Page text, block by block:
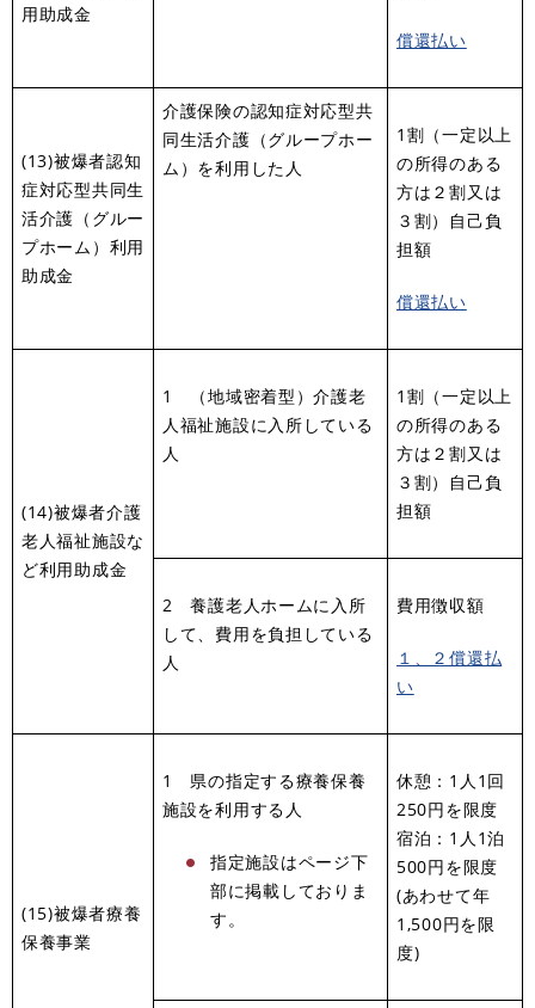
用助成金
償還払い
(13)被爆者認知
症対応型共同生
活介護（グルー
プホーム）利用
助成金
介護保険の認知症対応型共
同生活介護（グループホー
ム）を利用した人
1割（一定以上
の所得のある
方は２割又は
３割）自己負
担額
償還払い
(14)被爆者介護
老人福祉施設な
ど利用助成金
1 （地域密着型）介護老
人福祉施設に入所している
人
1割（一定以上
の所得のある
方は２割又は
３割）自己負
担額
2 養護老人ホームに入所
して、費用を負担している
人
費用徴収額
１、２償還払
い
(15)被爆者療養
保養事業
1 県の指定する療養保養
施設を利用する人
指定施設はページ下
部に掲載しておりま
す。
休憩：1人1回
250円を限度
宿泊：1人1泊
500円を限度
(あわせて年
1,500円を限
度)